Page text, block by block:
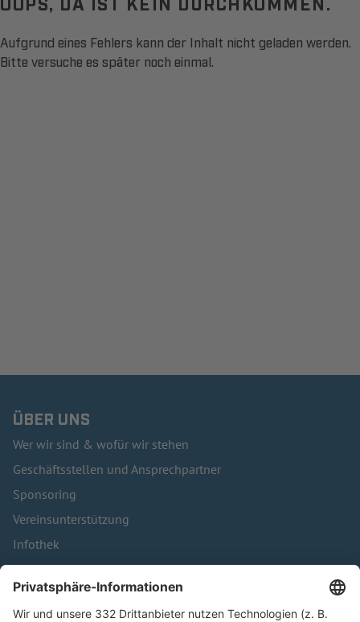
Aufgrund eines Fehlers kann der Inhalt nicht geladen werden.
Bitte versuche es später noch einmal.
ÜBER UNS
Wer wir sind & wofür wir stehen
Geschäftsstellen und Ansprechpartner
Sponsoring
Vereinsunterstützung
Infothek
Kontakt
HÄUFIG BESUCHTE SEITEN